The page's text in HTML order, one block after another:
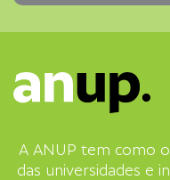
A ANUP tem como
das universidades e